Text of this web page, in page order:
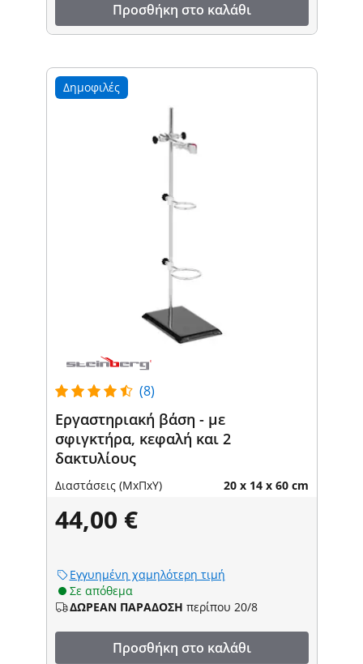
Προσθήκη στο καλάθι
Δημοφιλές
(8)
Εργαστηριακή βάση - με
σφιγκτήρα, κεφαλή και 2
δακτυλίους
Διαστάσεις (ΜxΠxΥ) 20 x 14 x 60 cm
44,00 €
Εγγυημένη χαμηλότερη τιμή
Σε απόθεμα
ΔΩΡΕΑΝ ΠΑΡΑΔΟΣΗ περίπου 20/8
Προσθήκη στο καλάθι